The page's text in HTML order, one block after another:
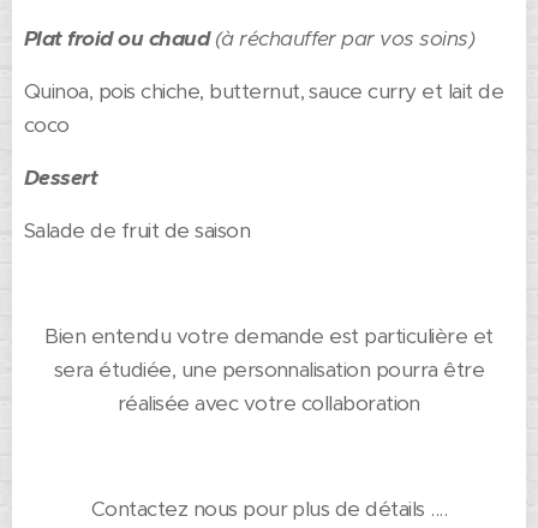
Plat froid ou chaud(à réchauffer par vos soins)
Quinoa, pois chiche, butternut, sauce curry et lait de
coco
Dessert
Salade de fruit de saison
Bien entendu votre demande est particulière et
sera étudiée, une personnalisation pourra être
réalisée avec votre collaboration
Contactez nous pour plus de détails ....